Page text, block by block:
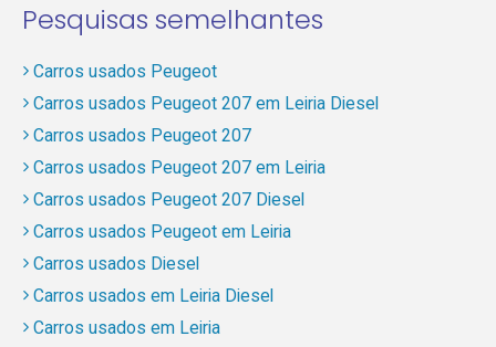
Pesquisas semelhantes
Carros usados Peugeot
Carros usados Peugeot 207 em Leiria Diesel
Carros usados Peugeot 207
Carros usados Peugeot 207 em Leiria
Carros usados Peugeot 207 Diesel
Carros usados Peugeot em Leiria
Carros usados Diesel
Carros usados em Leiria Diesel
Carros usados em Leiria